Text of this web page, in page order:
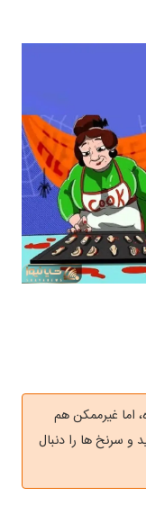
اما غیرممکن هم
و سرنخ ها را دنبال